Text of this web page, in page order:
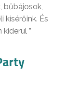
bűbájosok,
kísérőink. És
”